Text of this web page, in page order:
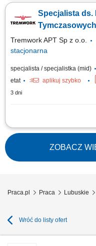
selekcyjne, po dobór narządzi
ulepszanie standardów
Specjalista ds.
Tremwork APT Sp z o.o.
stacjonarna
specjalista / specjalistka (mid)
etat
aplikuj szybko
3 dni
Zakres obowiązków: aktywne
Ukrainy, Azji oraz innych
od publikacji ogłoszeń do
rozmów kwalifikacyjnych i
kandydatów oraz...
ZOBACZ
Praca.pl Praca Lubuskie
Wróć do listy ofert